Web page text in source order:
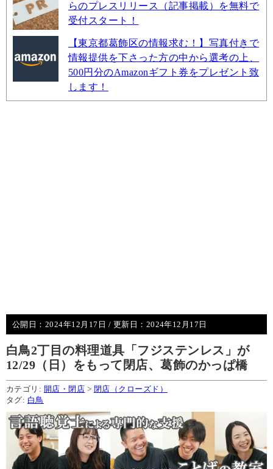
らのプレスリリース（記事掲載）を無料で
受付スタート！
【東京都葛飾区の情報求む！】写真付きで
情報提供を下さった方の中から選考の上、
500円分のAmazonギフト券をプレゼント致
します！
公開日： 2024年12月17日 / 更新日： 2024年12月17日
白鳥2丁目の料理道具「フジステンレス」が
12/29（日）をもって閉店、葛飾のかっぱ橋
カテゴリ: 開店・閉店 > 閉店（クローズド）
タグ: 白鳥